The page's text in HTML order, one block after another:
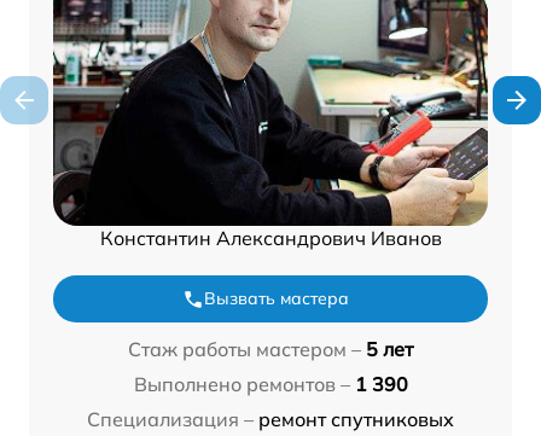
Константин Александрович Иванов
Вызвать мастера
Стаж работы мастером – 5 лет
Выполнено ремонтов – 1 390
Специализация – ремонт спутниковых